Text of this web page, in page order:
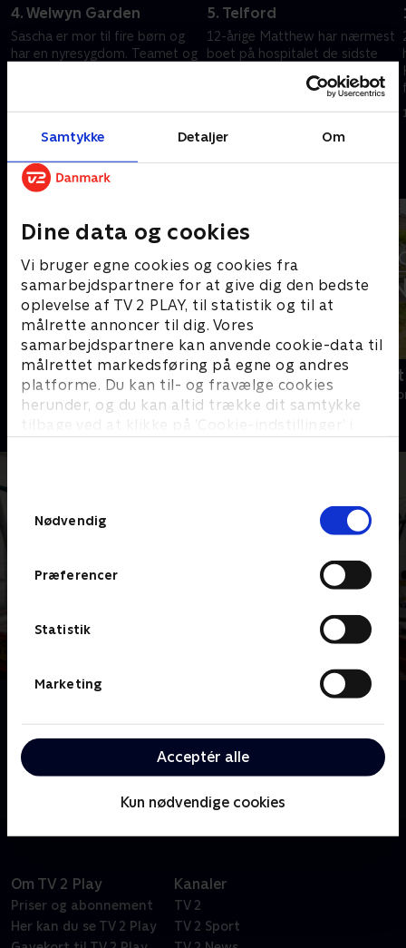
Samtykke Detaljer Om
Dine data og cookies
Vi bruger egne cookies og cookies fra
samarbejdspartnere for at give dig den bedste
oplevelse af TV 2 PLAY, til statistik og til at
målrette annoncer til dig. Vores
samarbejdspartnere kan anvende cookie-data til
målrettet markedsføring på egne og andres
platforme. Du kan til- og fravælge cookies
herunder, og du kan altid trække dit samtykke
tilbage ved at klikke på ’Cookie-indstillinger’ i
Nødvendig
Præferencer
Statistik
Marketing
Acceptér alle
Kun nødvendige cookies
4. Welwyn Garden
Sascha er mor til fire børn og
har en nyresygdom. Teamet og
11. august 2025 • 58 min
5. Telford
12-årige Matthew har nærmest
boet på hospitalet de sidste
at få bygget familiens hus om,
11. august 2025 • 57 min
Andre så også
Ryd op i dit liv
Livsstil • 6 sæsoner Livsstil • 1
venner, familie og frivillige over hele Storbritannien,
så de kan hjælpe en række familier med at få deres
Om TV 2 Play
Priser og abonnement
Her kan du se TV 2 Play
Kanaler
TV 2
TV 2 Sport